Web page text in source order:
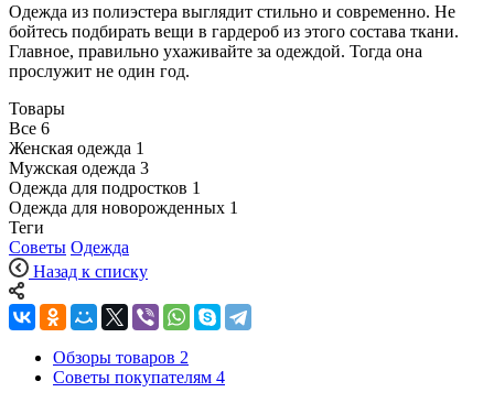
Одежда из полиэстера выглядит стильно и современно. Не
бойтесь подбирать вещи в гардероб из этого состава ткани.
Главное, правильно ухаживайте за одеждой. Тогда она
прослужит не один год.
Товары
Все 6
Женская одежда 1
Мужская одежда 3
Одежда для подростков 1
Одежда для новорожденных 1
Теги
Советы Одежда
Назад к списку
Обзоры товаров 2
Советы покупателям 4